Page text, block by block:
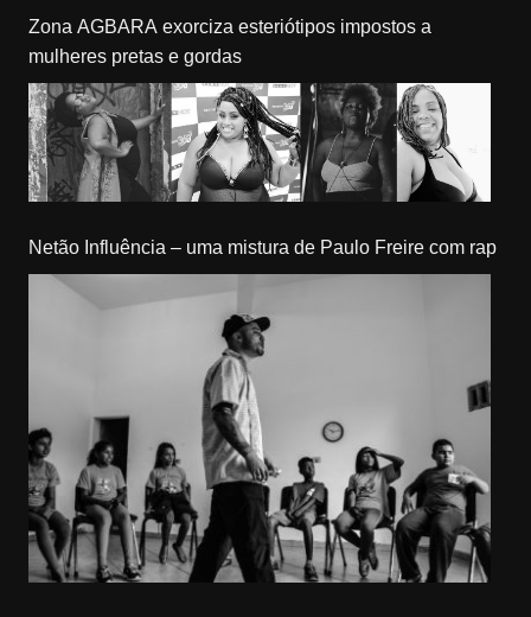
Zona AGBARA exorciza esteriótipos impostos a
mulheres pretas e gordas
Netão Influência – uma mistura de Paulo Freire com rap